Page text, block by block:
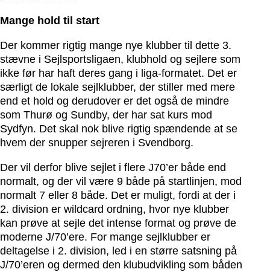
Mange hold til start
Der kommer rigtig mange nye klubber til dette 3.
stævne i Sejlsportsligaen, klubhold og sejlere som
ikke før har haft deres gang i liga-formatet. Det er
særligt de lokale sejlklubber, der stiller med mere
end et hold og derudover er det også de mindre
som Thurø og Sundby, der har sat kurs mod
Sydfyn. Det skal nok blive rigtig spændende at se
hvem der snupper sejreren i Svendborg.
Der vil derfor blive sejlet i flere J70’er både end
normalt, og der vil være 9 både på startlinjen, mod
normalt 7 eller 8 både. Det er muligt, fordi at der i
2. division er wildcard ordning, hvor nye klubber
kan prøve at sejle det intense format og prøve de
moderne J/70’ere. For mange sejlklubber er
deltagelse i 2. division, led i en større satsning på
J/70’eren og dermed den klubudvikling som båden